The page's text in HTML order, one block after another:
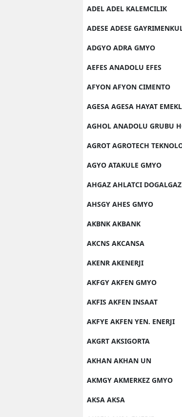
ADEL ADEL KALEMCILIK
ADESE ADESE
ADGYO ADRA GMYO
AEFES ANADOLU EFES
AFYON AFYON CIMENTO
AGESA AGESA HAYAT
AGHOL ANADOLU GRUBU
AGROT AGROTECH
AGYO ATAKULE GMYO
AHGAZ AHLATCI DOGALGAZ
AHSGY AHES GMYO
AKBNK AKBANK
AKCNS AKCANSA
AKENR AKENERJI
AKFGY AKFEN GMYO
AKFIS AKFEN INSAAT
AKFYE AKFEN YEN. ENERJI
AKGRT AKSIGORTA
AKHAN AKHAN UN
AKMGY AKMERKEZ GMYO
AKSA AKSA